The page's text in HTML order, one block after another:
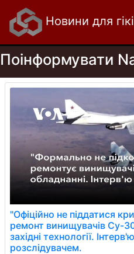
Новини для
Поінформувати
"Офіційно не піддатися
ремонт винищувачів Су-
західні технології.
розслідувачем.